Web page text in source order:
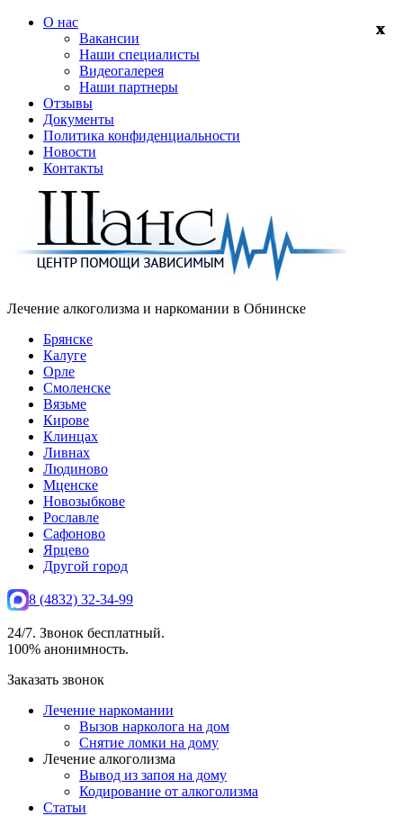
О нас
Вакансии
Наши специалисты
Видеогалерея
Наши партнеры
Отзывы
Документы
Политика конфиденциальности
Новости
Контакты
Лечение алкоголизма и наркомании в Обнинске
Брянске
Калуге
Орле
Смоленске
Вязьме
Кирове
Клинцах
Ливнах
Людиново
Мценске
Новозыбкове
Рославле
Сафоново
Ярцево
Другой город
8 (4832) 32-34-99
24/7. Звонок бесплатный.
100% анонимность.
Заказать звонок
Лечение наркомании
Вызов нарколога на дом
Снятие ломки на дому
Лечение алкоголизма
Вывод из запоя на дому
Кодирование от алкоголизма
Статьи